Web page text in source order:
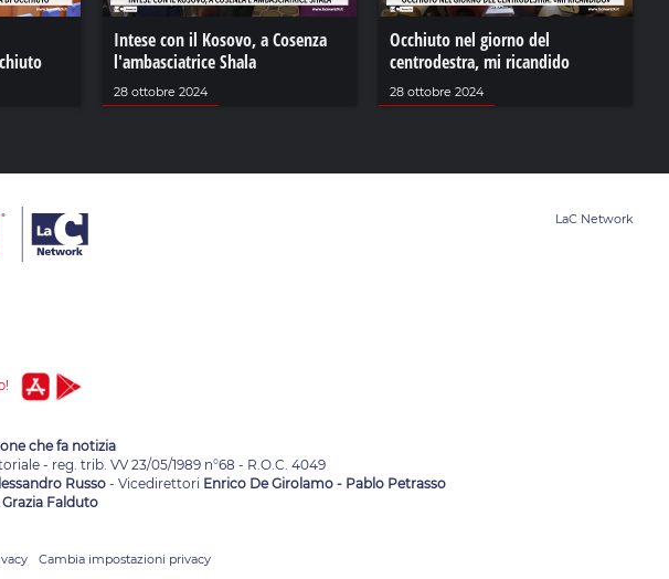
Intese con il Kosovo, a Cosenza
l'ambasciatrice Shala
28 ottobre 2024
Occhiuto nel giorno del
centrodestra, mi ricandido
28 ottobre 2024
che fa notizia
- reg. trib. VV 23/05/1989 n°68 - R.O.C. 4049
Russo- Vicedirettori Enrico De Girolamo - Pablo Petrasso
Grazia Falduto
Cambia impostazioni privacy